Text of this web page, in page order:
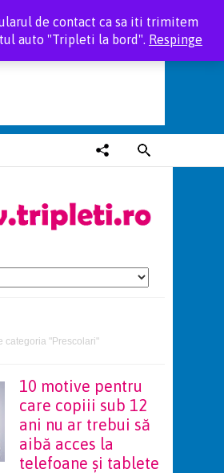
categoria "Prescolari"
10 motive pentru
care copiii sub 12
ani nu ar trebui să
aibă acces la
telefoane şi tablete
de contact ca sa iti trimitem
auto "Tripleti la bord". Respinge